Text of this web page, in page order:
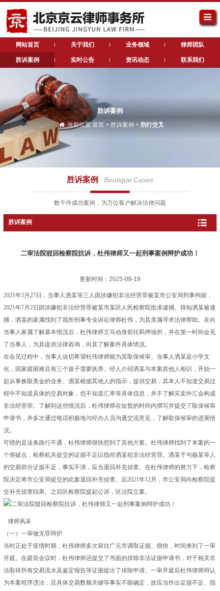
网站首页 关于我们 业务领域 律师团队
胜诉案例 实时公告 资讯动态 联系我们
胜诉案例
当前位置:首页> 胜诉案例 > 刑行交叉
胜诉案例 Boutique Cases
数千件成功案例，为万位客户解决法律问题
胜诉案例
二审法院驳回检察院抗诉，杜伟律师又一起刑事案例辩护成功！
更新时间：2025-08-19
2021年5月27日，当事人洒某等三人因涉嫌犯非法经营罪被某市公安局刑事拘留，
2021年7月2日因涉嫌犯非法经营罪被某市某区人民检察院批准逮捕。得知洒某被逮
捕，洒某的家属找到了我所刑事专业诉讼律师杜伟，为其亲属寻求法律帮助。在向
当事人家属了解基本情况后，杜伟律师立马动身前往羁押场所，并在第一时间会见
了当事人，为其提供法律咨询，向其了解案件具体情况。
在会见过程中，当事人迫切希望杜伟律师能为其取保候审。当事人洒某是小学文
化，因家庭困难且有三个孩子需要抚养。经人介绍洒某与本案其他人相识，开始一
起从事换取美金的业务。洒某根据其他人的指示，提供交易，其本人不知道交易过
程中不知道具体的交易对象，也不知道汇率等具体信息，并不了解买卖外汇会构成
非法经营罪。了解到这些情况后，杜伟律师在短暂的时间内撰写并提交了取保候审
申请书，并多次通过电话积极地与经办人员沟通交流意见，了解取保候审的进展情
况。
可惜的是这条路行不通，杜伟律师很快想到了其他方案。杜伟律师找到了本案的一
个突破点，检察机关提交的证据不足以指控洒某犯非法经营罪。洒某于与杨某等人
的交易部分证据不足，事实不清，应当退回补充侦查。在杜伟律师的努力下，检察
院决定将市公安局提交的此案退回补充侦查。后2021年12月，市公安局向检察院提
交补充侦查结果。之后区检察院提起公诉，区法院立案。
律师风采
（一）一审做无罪辩护
当时正处于疫情时期，杜伟律师多次前往广元市调取证据。很快，时间来到了一审
开庭。在庭前会议时，杜伟律师还提交了书面的排除非法证据申请书，对于相关非
法取得所有交易流水及鉴定报告等证据提出了排除申请。一审开庭后杜伟律师辩认
为本案程序违法，且具体交易数额关键等事实不能确定，故应当作出证据不足、指